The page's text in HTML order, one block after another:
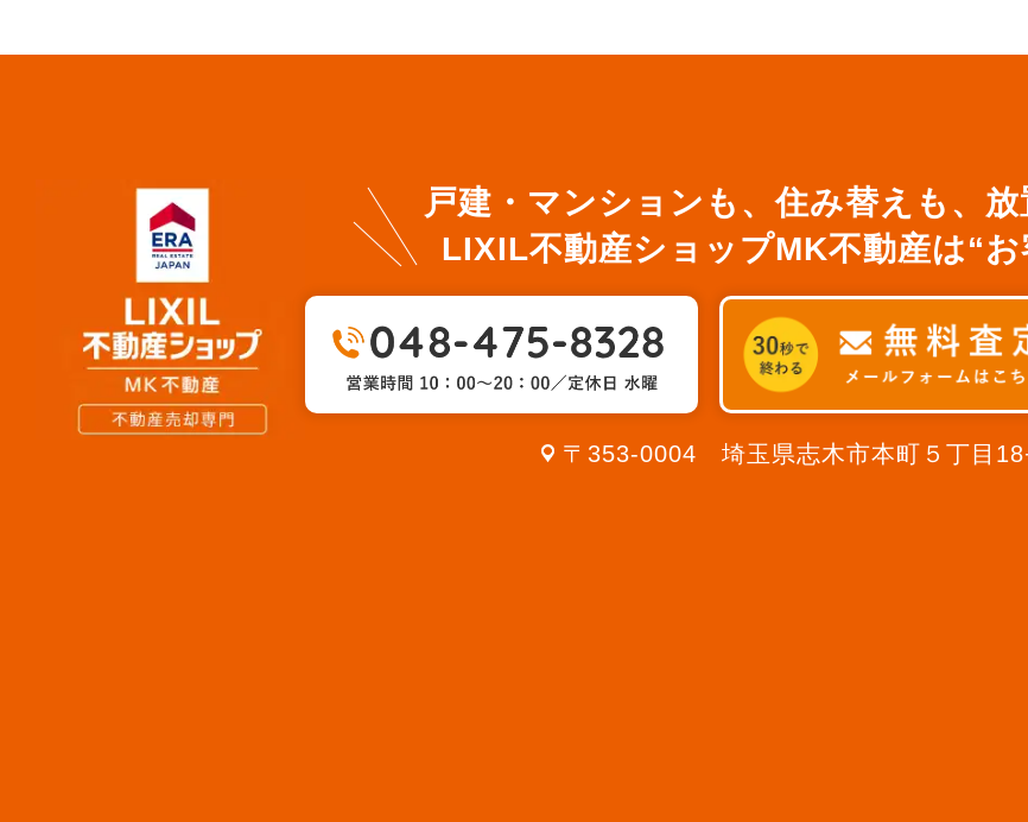
戸建・マンションも、住み替えも、
LIXIL不動産ショップMK不動産は“お
〒353-0004 埼玉県志木市本町５丁目